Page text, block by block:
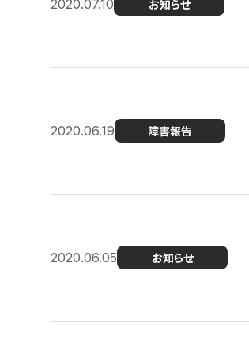
2020.07.10 お知らせ
2020.06.19 障害報告
2020.06.05 お知らせ